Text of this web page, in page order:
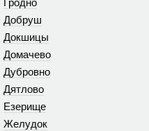
Гродно
Добруш
Докшицы
Домачево
Дубровно
Дятлово
Езерище
Желудок